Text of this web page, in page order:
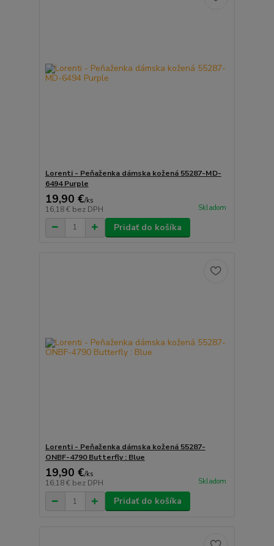
Lorenti - Peňaženka dámska kožená 55287-MD-
6494 Purple
19,90 €/ks
16,18 € bez DPH Skladom
Pridať do košíka
Lorenti - Peňaženka dámska kožená 55287-
ONBF-4790 Butterfly : Blue
19,90 €/ks
16,18 € bez DPH Skladom
Pridať do košíka